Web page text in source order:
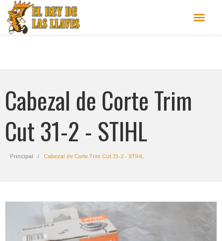
Cabezal de Corte Trim
Cut 31-2 - STIHL
Principal Cabezal de Corte Trim Cut 31-2 - STIHL